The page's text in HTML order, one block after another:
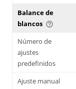
Balance de
blancos help_outline
Número de
ajustes
predefinidos
Ajuste manual